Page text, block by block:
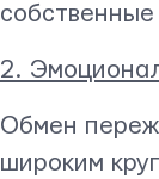
2.
Обмен
широким